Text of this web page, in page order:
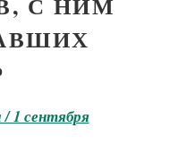
/ 1 сентября